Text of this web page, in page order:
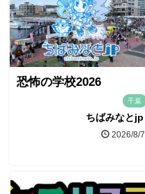
恐怖の学校2026
千葉
ちばみなとjp
2026/8/7